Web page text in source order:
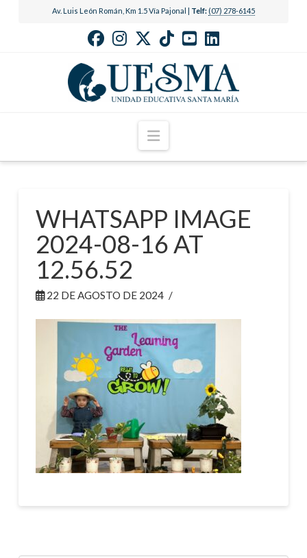
Av. Luis León Román, Km 1.5 Vía Pajonal | Telf: (07) 278-6145
Navigation
WHATSAPP IMAGE
2024-08-16 AT
12.56.52
22 DE AGOSTO DE 2024